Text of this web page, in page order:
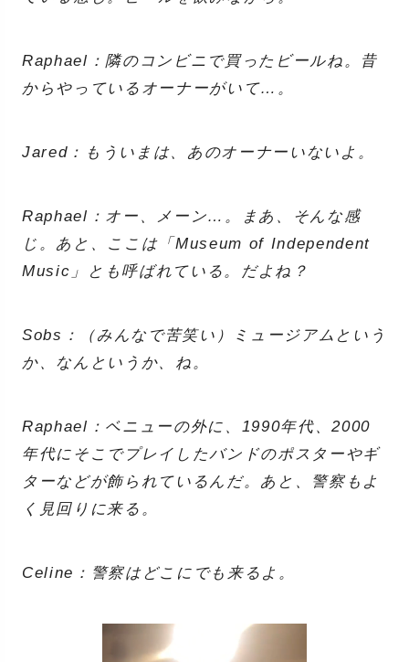
Raphael：隣のコンビニで買ったビールね。昔
からやっているオーナーがいて…。
Jared：もういまは、あのオーナーいないよ。
Raphael：オー、メーン…。まあ、そんな感
じ。あと、ここは「Museum of Independent
Music」とも呼ばれている。だよね？
Sobs：（みんなで苦笑い）ミュージアムという
か、なんというか、ね。
Raphael：ベニューの外に、1990年代、2000
年代にそこでプレイしたバンドのポスターやギ
ターなどが飾られているんだ。あと、警察もよ
く見回りに来る。
Celine：警察はどこにでも来るよ。